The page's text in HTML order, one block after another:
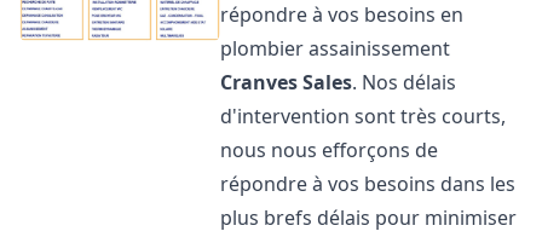
répondre à vos besoins en
plombier assainissement
Cranves Sales. Nos délais
d'intervention sont très courts,
nous nous efforçons de
répondre à vos besoins dans les
plus brefs délais pour minimiser